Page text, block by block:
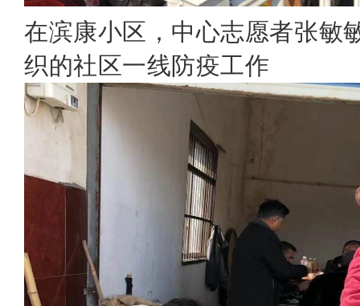
在滨康小区，中心志愿者张敏
织的社区一线防疫工作